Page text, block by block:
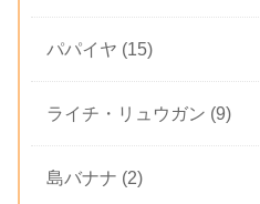
パパイヤ (15)
ライチ・リュウガン (9)
島バナナ (2)